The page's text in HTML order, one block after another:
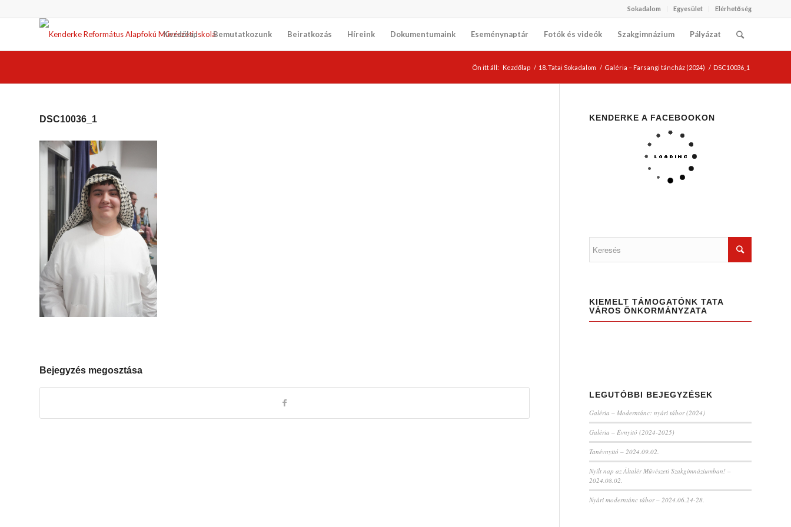
Sokadalom Egyesület Elérhetőség
Kezdőlap Bemutatkozunk Beiratkozás Híreink Dokumentumaink Eseménynaptár Fotók és videók Szakgimnázium Pályázat
Ön itt áll: Kezdőlap / 18. Tatai Sokadalom / Galéria – Farsangi táncház (2024) / DSC10036_1
DSC10036_1
Bejegyzés megosztása
KENDERKE A FACEBOOKON
KIEMELT TÁMOGATÓNK TATA
VÁROS ÖNKORMÁNYZATA
LEGUTÓBBI BEJEGYZÉSEK
Galéria – Moderntánc: nyári tábor (2024)
Galéria – Évnyitó (2024-2025)
Tanévnyitó – 2024.09.02.
Nyílt nap az Általér Művészeti Szakgimnáziumban! –
2024.08.02.
Nyári moderntánc tábor – 2024.06.24-28.